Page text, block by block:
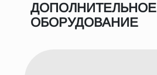
ДОПОЛНИТЕЛЬНОЕ
ОБОРУДОВАНИЕ